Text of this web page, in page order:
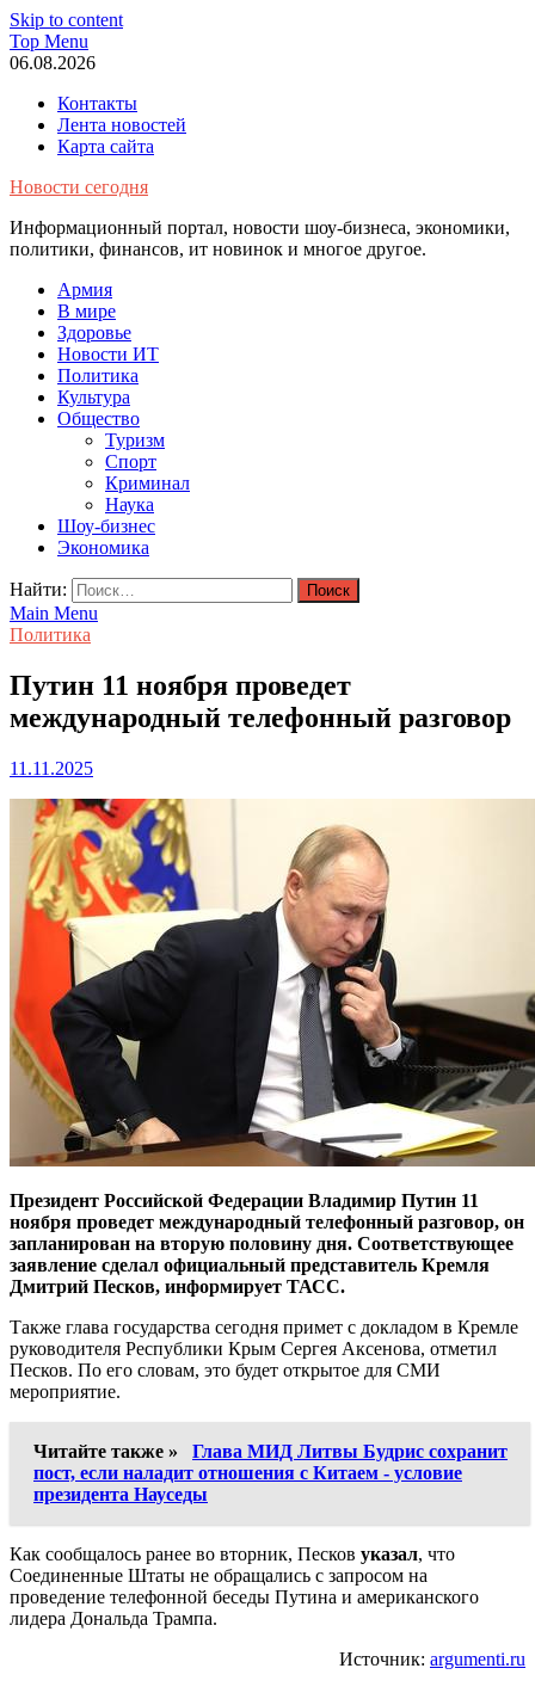
Skip to content
Top Menu
06.08.2026
Контакты
Лента новостей
Карта сайта
Новости сегодня
Информационный портал, новости шоу-бизнеса, экономики,
политики, финансов, ит новинок и многое другое.
Армия
В мире
Здоровье
Новости ИТ
Политика
Культура
Общество
Туризм
Спорт
Криминал
Наука
Шоу-бизнес
Экономика
Найти:
Main Menu
Политика
Путин 11 ноября проведет
международный телефонный разговор
11.11.2025
Президент Российской Федерации Владимир Путин 11
ноября проведет международный телефонный разговор, он
запланирован на вторую половину дня. Соответствующее
заявление сделал официальный представитель Кремля
Дмитрий Песков, информирует ТАСС.
Также глава государства сегодня примет с докладом в Кремле
руководителя Республики Крым Сергея Аксенова, отметил
Песков. По его словам, это будет открытое для СМИ
мероприятие.
Читайте также »
Глава МИД Литвы Будрис сохранит
пост, если наладит отношения с Китаем - условие
президента Науседы
Как сообщалось ранее во вторник, Песков указал, что
Соединенные Штаты не обращались с запросом на
проведение телефонной беседы Путина и американского
лидера Дональда Трампа.
Источник: argumenti.ru